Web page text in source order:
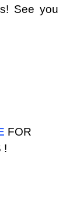
See you
FOR
!
PARLE : LE